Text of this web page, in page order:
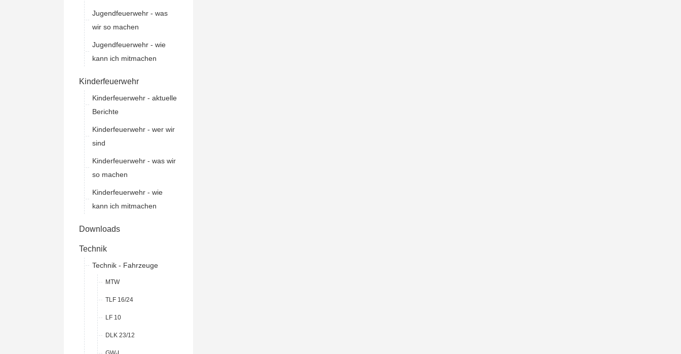
Jugendfeuerwehr - was
wir so machen
Jugendfeuerwehr - wie
kann ich mitmachen
Kinderfeuerwehr
Kinderfeuerwehr - aktuelle
Berichte
Kinderfeuerwehr - wer wir
sind
Kinderfeuerwehr - was wir
so machen
Kinderfeuerwehr - wie
kann ich mitmachen
Downloads
Technik
Technik - Fahrzeuge
MTW
TLF 16/24
LF 10
DLK 23/12